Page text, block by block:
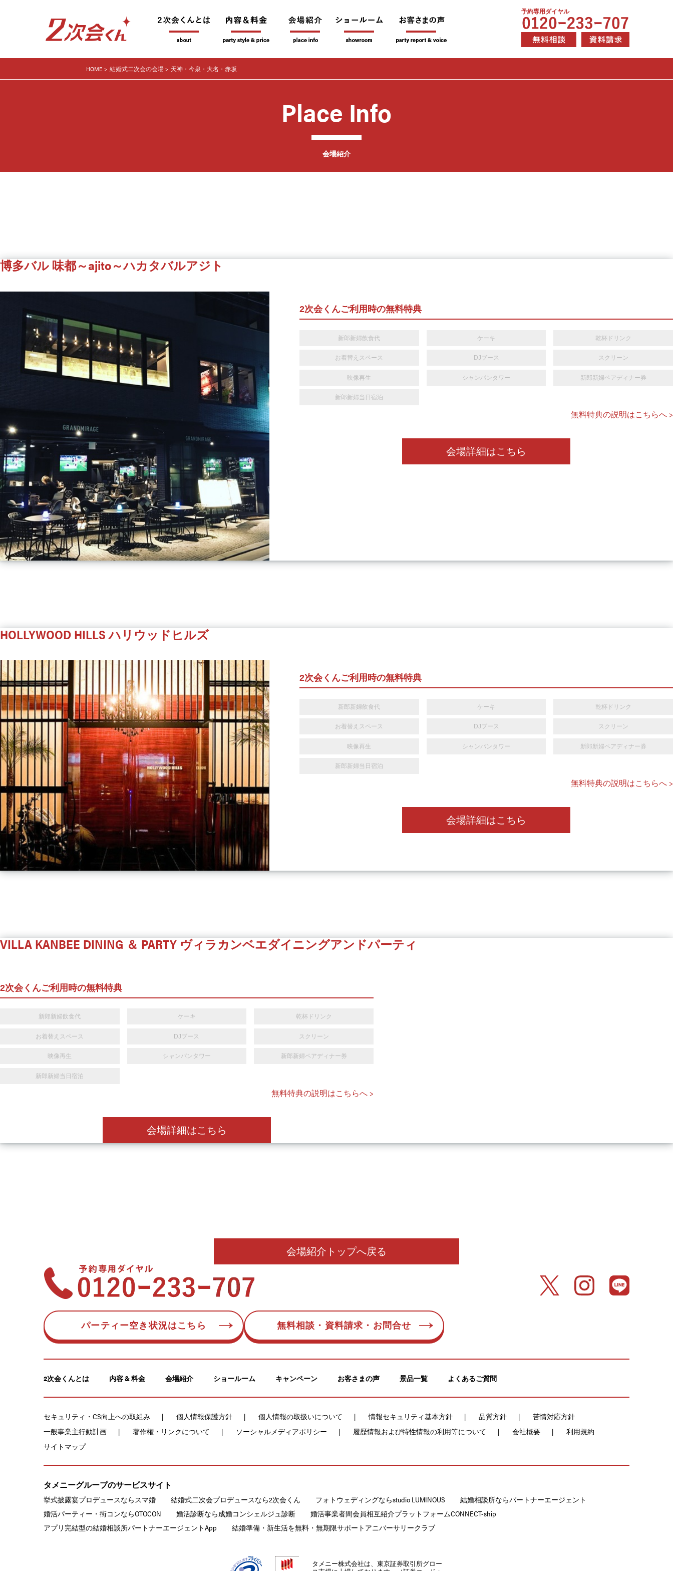
予約専用ダイヤル
HOME 結婚式二次会の会場 天神・今泉・大名・赤坂
Place Info
会場紹介
博多バル 味都～ajito～ハカタバルアジト
2次会くんご利用時の無料特典
新郎新婦飲食代 ケーキ 乾杯ドリンク
お着替えスペース DJブース スクリーン
映像再生 シャンパンタワー 新郎新婦ペアディナー券
新郎新婦当日宿泊
無料特典の説明はこちらへ >
会場詳細はこちら
HOLLYWOOD HILLSハリウッドヒルズ
2次会くんご利用時の無料特典
新郎新婦飲食代 ケーキ 乾杯ドリンク
お着替えスペース DJブース スクリーン
映像再生 シャンパンタワー 新郎新婦ペアディナー券
新郎新婦当日宿泊
無料特典の説明はこちらへ >
会場詳細はこちら
VILLA KANBEE DINING ＆ PARTY ヴィラカンベエダイニングアンドパーティ
2次会くんご利用時の無料特典
新郎新婦飲食代 ケーキ 乾杯ドリンク
お着替えスペース DJブース スクリーン
映像再生 シャンパンタワー 新郎新婦ペアディナー券
新郎新婦当日宿泊
無料特典の説明はこちらへ >
会場詳細はこちら
会場紹介トップへ戻る
パーティー空き状況はこちら 無料相談・資料請求・お問合せ
2次会くんとは 内容 & 料金 会場紹介 ショールーム キャンペーン お客さまの声 景品一覧 よくあるご質問
セキュリティ・CS向上への取組み 個人情報保護方針 個人情報の取扱いについて 情報セキュリティ基本方針 品質方針
苦情対応方針
一般事業主行動計画
著作権・リンクについて ソーシャルメディアポリシー 履歴情報および特性情報の利用等について 会社概要
利用規約
サイトマップ
タメニーグループのサービスサイト
挙式披露宴プロデュースならスマ婚 結婚式二次会プロデュースなら2次会くん フォトウェディングならstudio LUMINOUS
結婚相談所ならパートナーエージェント
婚活パーティー・街コンならOTOCON
婚活診断なら成婚コンシェルジュ診断
婚活事業者間会員相互紹介プラットフォームCONNECT-ship
アプリ完結型の結婚相談所パートナーエージェントApp
結婚準備・新生活を無料・無期限サポートアニバーサリークラブ
タメニー株式会社は、東京証券取引所グロー